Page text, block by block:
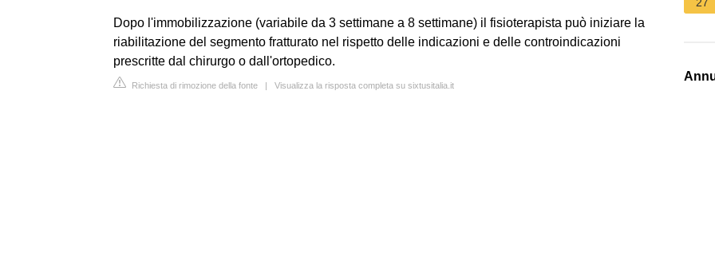
Dopo l'immobilizzazione (variabile da 3 settimane a 8 settimane) il fisioterapista può iniziare la
riabilitazione del segmento fratturato nel rispetto delle indicazioni e delle controindicazioni
prescritte dal chirurgo o dall'ortopedico.
Richiesta di rimozione della fonte | Visualizza la risposta completa su sixtusitalia.it